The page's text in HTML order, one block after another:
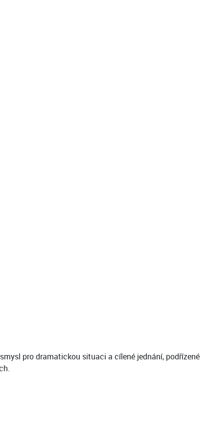
pro dramatickou situaci a cílené jednání, podřízené